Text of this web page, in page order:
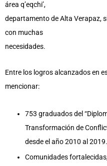
área q’eqchi’,
departamento de Alta Verapaz,
con muchas
necesidades.
Entre los logros alcanzados en
mencionar:
753 graduados del
Transformación de
desde el año 2010 al 2019.
Comunidades